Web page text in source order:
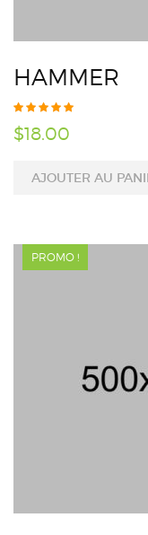
HAMMER
$18.00
AJOUTER AU
PROMO !